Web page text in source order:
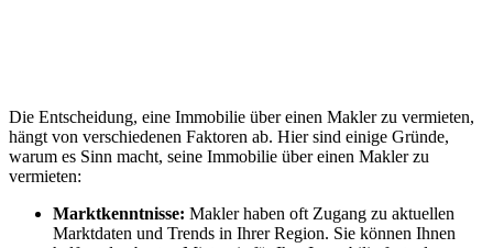
Die Entscheidung, eine Immobilie über einen Makler zu vermieten,
hängt von verschiedenen Faktoren ab. Hier sind einige Gründe,
warum es Sinn macht, seine Immobilie über einen Makler zu
vermieten:
Marktkenntnisse: Makler haben oft Zugang zu aktuellen
Marktdaten und Trends in Ihrer Region. Sie können Ihnen